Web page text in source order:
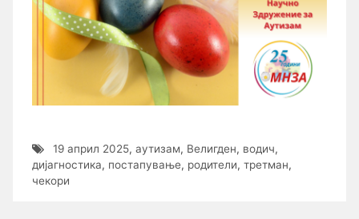
19 април 2025, аутизам, Велигден, водич,
дијагностика, постапување, родители, третман,
чекори